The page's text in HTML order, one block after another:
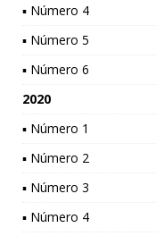
▪ Número 4
▪ Número 5
▪ Número 6
2020
▪ Número 1
▪ Número 2
▪ Número 3
▪ Número 4